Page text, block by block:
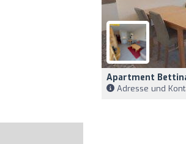
Apartment
Adresse und